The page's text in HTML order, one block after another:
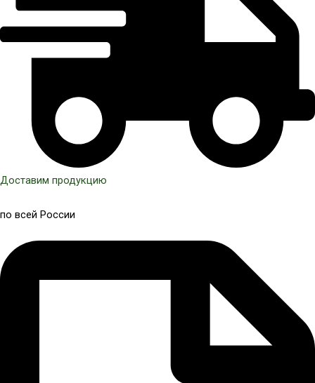
Доставим продукцию
по всей России